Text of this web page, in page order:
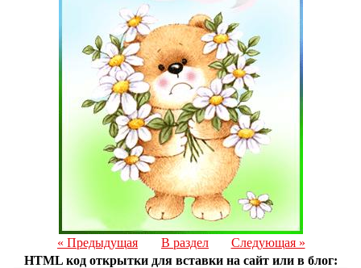
« Предыдущая В раздел
Следующая »
HTML код открытки для вставки на сайт или в блог: